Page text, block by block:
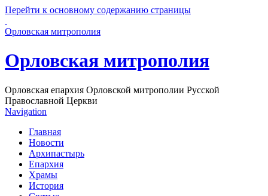
Перейти к основному содержанию страницы
Орловская митрополия
Орловская митрополия
Орловская епархия Орловской митрополии Русской
Православной Церкви
Navigation
Главная
Новости
Архипастырь
Епархия
Храмы
История